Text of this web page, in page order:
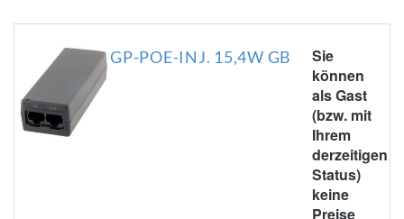
GP-POE-INJ. 15,4W GB
Sie
können
als Gast
(bzw. mit
Ihrem
derzeitigen
Status)
keine
Preise